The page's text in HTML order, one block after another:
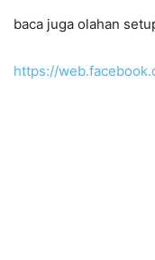
baca juga olahan
https://